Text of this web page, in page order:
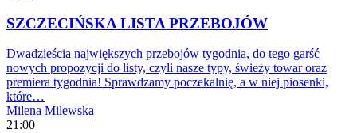
SZCZECIŃSKA LISTA PRZEBOJÓW
Dwadzieścia największych przebojów tygodnia, do tego garść
nowych propozycji do listy, czyli nasze typy, świeży towar oraz
premiera tygodnia! Sprawdzamy poczekalnię, a w niej piosenki,
które…
Milena Milewska
21:00